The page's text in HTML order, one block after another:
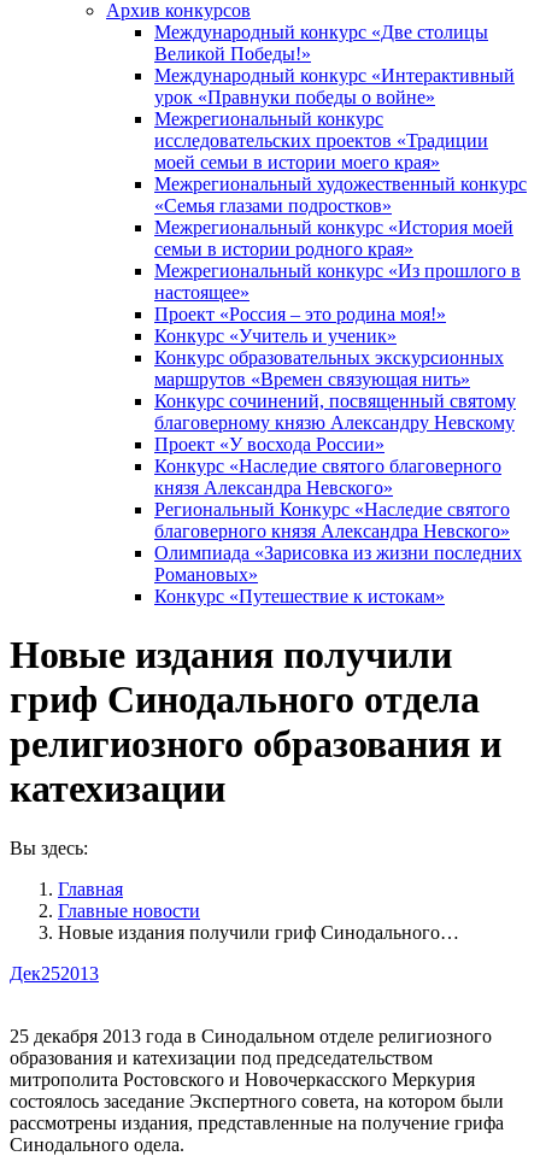
Архив конкурсов
Международный конкурс «Две столицы
Великой Победы!»
Международный конкурс «Интерактивный
урок «Правнуки победы о войне»
Межрегиональный конкурс
исследовательских проектов «Традиции
моей семьи в истории моего края»
Межрегиональный художественный конкурс
«Семья глазами подростков»
Межрегиональный конкурс «История моей
семьи в истории родного края»
Межрегиональный конкурс «Из прошлого в
настоящее»
Проект «Россия – это родина моя!»
Конкурс «Учитель и ученик»
Конкурс образовательных экскурсионных
маршрутов «Времен связующая нить»
Конкурс сочинений, посвященный святому
благоверному князю Александру Невскому
Проект «У восхода России»
Конкурс «Наследие святого благоверного
князя Александра Невского»
Региональный Конкурс «Наследие святого
благоверного князя Александра Невского»
Олимпиада «Зарисовка из жизни последних
Романовых»
Конкурс «Путешествие к истокам»
Новые издания получили
гриф Синодального отдела
религиозного образования и
катехизации
Вы здесь:
Главная
Главные новости
Новые издания получили гриф Синодального…
Дек252013
25 декабря 2013 года в Синодальном отделе религиозного
образования и катехизации под председательством
митрополита Ростовского и Новочеркасского Меркурия
состоялось заседание Экспертного совета, на котором были
рассмотрены издания, представленные на получение грифа
Синодального одела.